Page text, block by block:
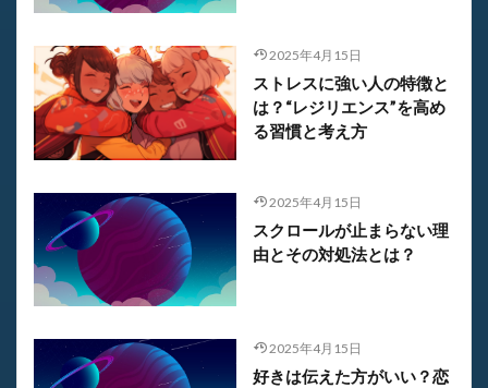
2025年4月15日
ストレスに強い人の特徴と
は？“レジリエンス”を高め
る習慣と考え方
2025年4月15日
スクロールが止まらない理
由とその対処法とは？
2025年4月15日
好きは伝えた方がいい？恋